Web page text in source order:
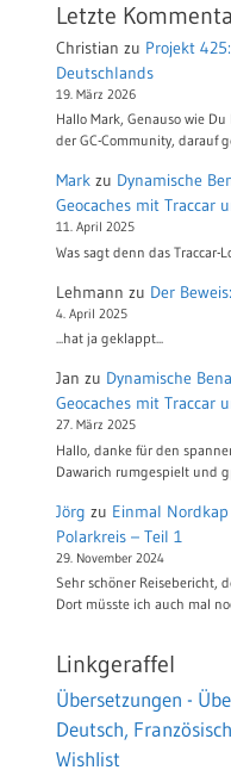
Letzte
Christian zu Projekt
Deutschlands
19. März 2026
Hallo Mark, Genauso wie
der GC-Community, darauf
Mark zu Dynamische
Geocaches mit Traccar
11. April 2025
Was sagt denn das Traccar-
Lehmann zu Der
4. April 2025
...hat ja geklappt...
Jan zu Dynamische
Geocaches mit Traccar
27. März 2025
Hallo, danke für den
Dawarich rumgespielt und
Jörg zu Einmal
Polarkreis – Teil 1
29. November 2024
Sehr schöner Reisebericht,
Dort müsste ich auch mal
Linkgeraffel
Übersetzungen -
Deutsch,
Wishlist